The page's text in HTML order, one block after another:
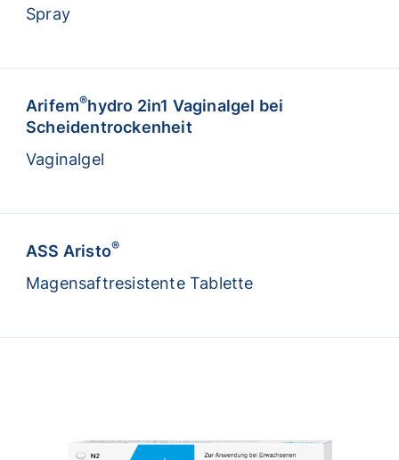
Spray
Arifem®hydro 2in1 Vaginalgel bei
Scheidentrockenheit
Vaginalgel
ASS Aristo®
Magensaftresistente Tablette